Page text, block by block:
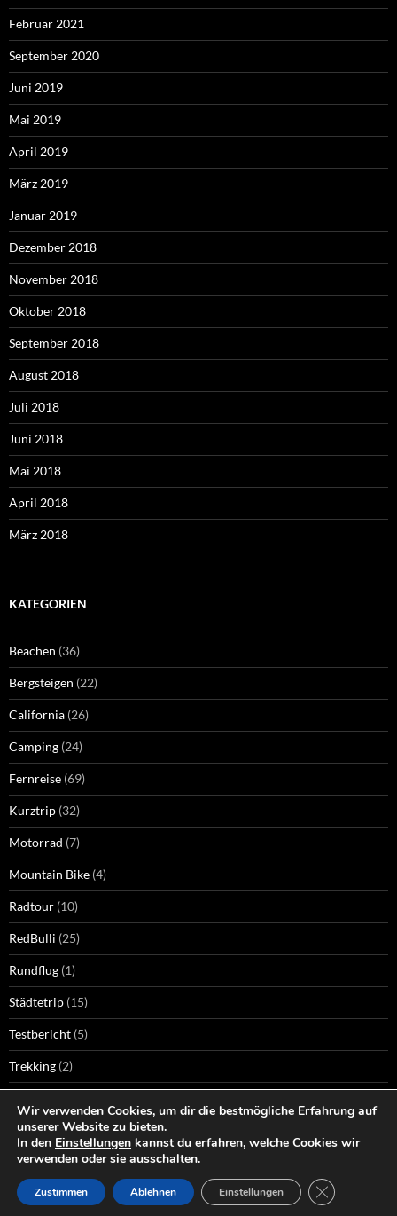
Februar 2021
September 2020
Juni 2019
Mai 2019
April 2019
März 2019
Januar 2019
Dezember 2018
November 2018
Oktober 2018
September 2018
August 2018
Juli 2018
Juni 2018
Mai 2018
April 2018
März 2018
KATEGORIEN
Beachen (36)
Bergsteigen (22)
California (26)
Camping (24)
Fernreise (69)
Kurztrip (32)
Motorrad (7)
Mountain Bike (4)
Radtour (10)
RedBulli (25)
Rundflug (1)
Städtetrip (15)
Testbericht (5)
Trekking (2)
Wellness(9)
Wintersport(3)
Wir verwenden Cookies, um dir die bestmögliche Erfahrung auf
unserer Website zu bieten.
In den Einstellungen kannst du erfahren, welche Cookies wir
verwenden oder sie ausschalten.
Zustimmen Ablehnen Einstellungen GDPR